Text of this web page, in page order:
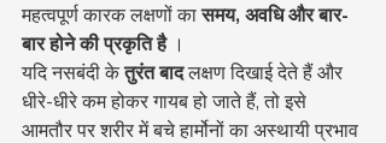
महत्वपूर्ण कारक लक्षणों का समय, अवधि और बार-
बार होने की प्रकृति है ।
यदि नसबंदी के तुरंत बाद लक्षण दिखाई देते हैं और
धीरे-धीरे कम होकर गायब हो जाते हैं, तो इसे
आमतौर पर शरीर में बचे हार्मोनों का अस्थायी प्रभाव